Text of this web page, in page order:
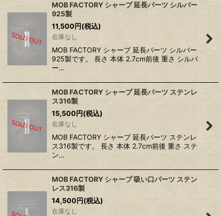
MOB FACTORY シャープ 延長パーツ シルバー
925製
11,500円(税込)
在庫なし
MOB FACTORY シャープ 延長パーツ シルバー
925製です。 長さ 本体 2.7cm前後 重さ シルバ
ー…
MOB FACTORY シャープ 延長パーツ ステンレ
ス316製
15,500円(税込)
在庫なし
MOB FACTORY シャープ 延長パーツ ステンレ
ス316製です。 長さ 本体 2.7cm前後 重さ ステ
ン…
MOB FACTORY シャープ 吸い口パーツ ステン
レス316製
14,500円(税込)
在庫なし